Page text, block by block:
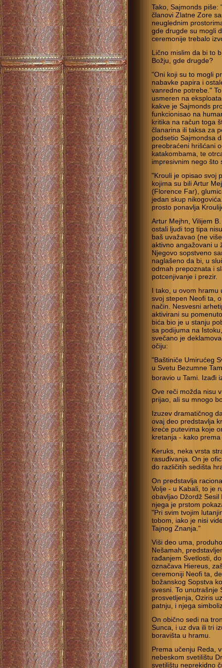
Tako, Sajmonds
članovi Zlatne Zore
neuglednim
gde drugde su mogli
ceremonije trebalo
Lično mislim da bi to
Božju, gde drugde?
"Oni koji su to mogli
nabavke papira i
vanredne potrebe."
usmeren na
kakve je Sajmonds
funkcionisao na
kritika na račun toga
članarina ili taksa za
podsetio Sajmondsa
preobraćeni hrišćani
katakombama, te
impresivnim nego što
"Krouli je opisao svoj
kojima su bili Artur
(Florence Far),
jedan skup
prosto ponavlja
Artur Mejhn, Vilijem
ostali ljudi tog tipa
baš uvažavao (ne
aktivno angažovani u
Njegovo sopstveno
naglašeno da bi, u
odmah prepoznata i
potcenjivanje i prezir.
I tako, u ovom hramu
svoj stepen Neofi ta,
način. Nesvesni
aktivirani su
bića bio je u stanju
sa podijuma na
svečano je
očiju:
"Baštiniče Umirućeg
u Svetu Bezumne
boravio u Tami. Izađi
Ove reči možda nisu
prijao, ali su mnogo
Izuzev dramatičnog
ovaj deo predstavlja
kreće putevima koje
kretanja - kako
Keruks, neka vrsta
rasuđivanja. On je
do različitih sedišta
On predstavlja
Volje - u Kabali, to je
obavljao Džordž Sesil
njega je prstom
"Pri svim tvojim
tobom, iako je nisi
Tajnog Znanja."
Viši deo uma,
Nešamah,
rađanjem Svetlosti,
označava Hiereus,
ceremoniji Neofi ta,
božanskog Sopstva
svesni. To unutrašnje
prosvetljenja, Oziris
patnju, i njega
On obično sedi na
Sunca, i uz dva ili tri
boravišta u hramu.
Prema učenju Reda,
nebeskom svetilištu
svetilištu neprekidno